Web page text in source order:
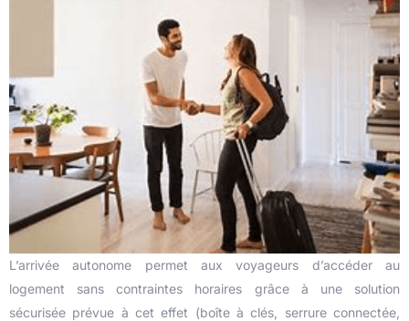
L’arrivée autonome permet aux voyageurs d’accéder au
logement sans contraintes horaires grâce à une solution
sécurisée prévue à cet effet (boîte à clés, serrure connectée,